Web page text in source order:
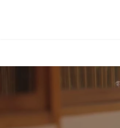
北海道・東北
北海道(13)